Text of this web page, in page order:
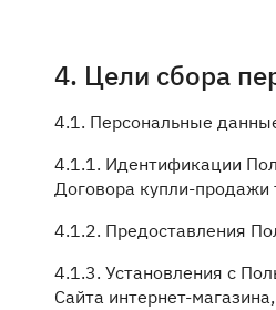
4. Цели сбора
4.1. Персональные
4.1.1. Идентификации
Договора купли-продажи
4.1.2. Предоставления
4.1.3. Установления с
Сайта интернет-